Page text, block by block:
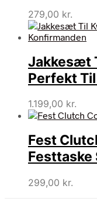
279,00 kr.
Jakkesæt
Perfekt
1.199,00 kr.
Fest
Festtaske
299,00 kr.